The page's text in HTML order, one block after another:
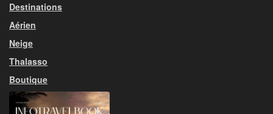
Destinations
Aérien
Neige
Thalasso
Boutique